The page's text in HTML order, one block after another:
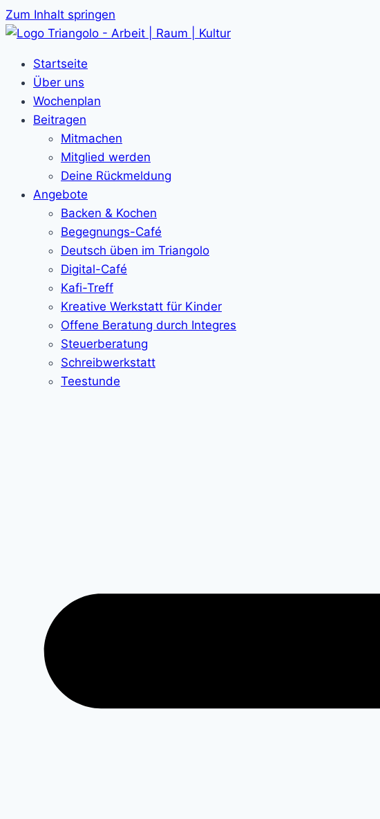
Zum Inhalt springen
Startseite
Über uns
Wochenplan
Beitragen
Mitmachen
Mitglied werden
Deine Rückmeldung
Angebote
Backen & Kochen
Begegnungs-Café
Deutsch üben im Triangolo
Digital-Café
Kafi-Treff
Kreative Werkstatt für Kinder
Offene Beratung durch Integres
Steuerberatung
Schreibwerkstatt
Teestunde